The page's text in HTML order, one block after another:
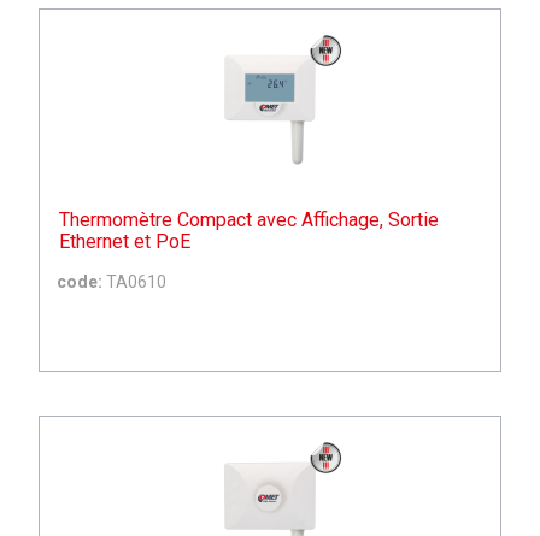
Thermomètre Compact avec Affichage, Sortie
Ethernet et PoE
code: TA0610